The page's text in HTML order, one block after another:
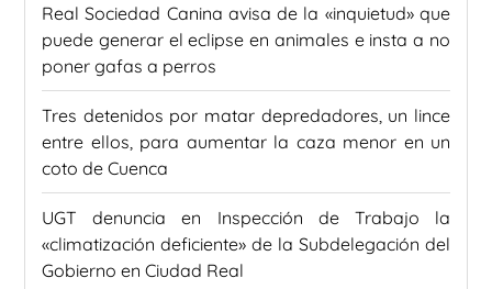
Real Sociedad Canina avisa de la «inquietud» que
puede generar el eclipse en animales e insta a no
poner gafas a perros
Tres detenidos por matar depredadores, un lince
entre ellos, para aumentar la caza menor en un
coto de Cuenca
UGT denuncia en Inspección de Trabajo la
«climatización deficiente» de la Subdelegación del
Gobierno en Ciudad Real